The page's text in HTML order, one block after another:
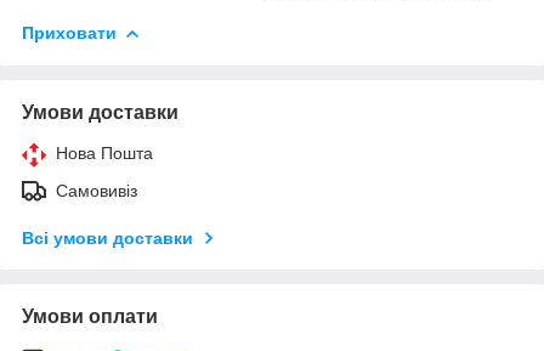
Приховати
Умови доставки
Нова Пошта
Самовивіз
Всі умови доставки
Умови оплати